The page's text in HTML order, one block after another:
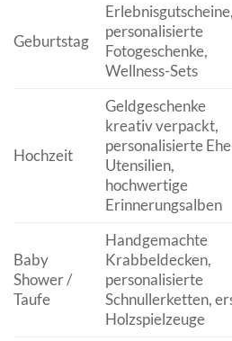
Geburtstag
Erlebnisgutscheine,
personalisierte
Fotogeschenke,
Wellness-Sets
Hochzeit
Geldgeschenke
kreativ verpackt,
personalisierte
Utensilien,
hochwertige
Erinnerungsalben
Baby
Shower /
Taufe
Handgemachte
Krabbeldecken,
personalisierte
Schnullerketten,
Holzspielzeuge